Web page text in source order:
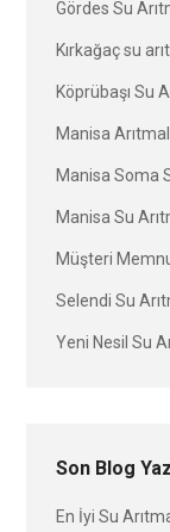
Gördes Su
Kırkağaç su
Köprübaşı Su
Manisa
Manisa Soma
Manisa Su
Müşteri
Selendi Su
Yeni Nesil Su
Son Blog
En İyi Su